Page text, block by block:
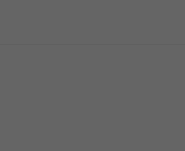
sitä suuresti. Kiva että pidät vesipullosta,